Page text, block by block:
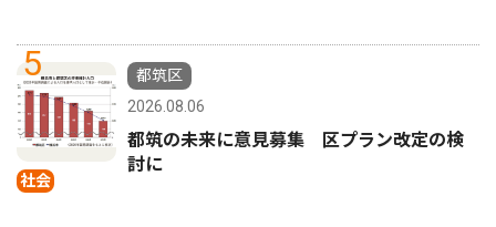
5
社会
都筑区
2026.08.06
都筑の未来に意見募集 区プラン改定の検
討に